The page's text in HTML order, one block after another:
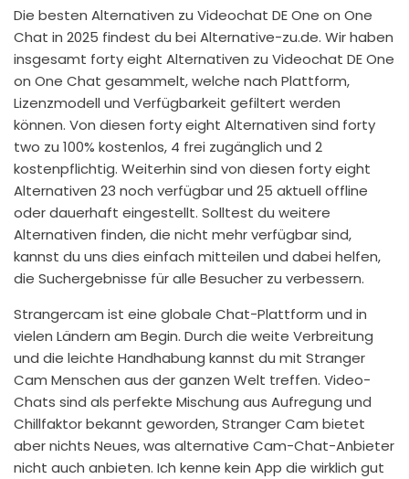
Die besten Alternativen zu Videochat DE One on One
Chat in 2025 findest du bei Alternative-zu.de. Wir haben
insgesamt forty eight Alternativen zu Videochat DE One
on One Chat gesammelt, welche nach Plattform,
Lizenzmodell und Verfügbarkeit gefiltert werden
können. Von diesen forty eight Alternativen sind forty
two zu 100% kostenlos, 4 frei zugänglich und 2
kostenpflichtig. Weiterhin sind von diesen forty eight
Alternativen 23 noch verfügbar und 25 aktuell offline
oder dauerhaft eingestellt. Solltest du weitere
Alternativen finden, die nicht mehr verfügbar sind,
kannst du uns dies einfach mitteilen und dabei helfen,
die Suchergebnisse für alle Besucher zu verbessern.
Strangercam ist eine globale Chat-Plattform und in
vielen Ländern am Begin. Durch die weite Verbreitung
und die leichte Handhabung kannst du mit Stranger
Cam Menschen aus der ganzen Welt treffen. Video-
Chats sind als perfekte Mischung aus Aufregung und
Chillfaktor bekannt geworden, Stranger Cam bietet
aber nichts Neues, was alternative Cam-Chat-Anbieter
nicht auch anbieten. Ich kenne kein App die wirklich gut